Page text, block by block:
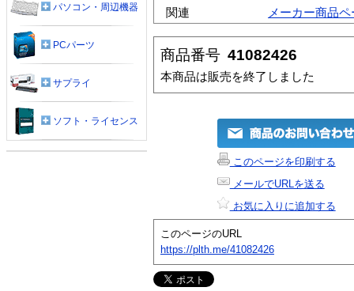
関連
メーカー商品ペ
商品番号 41082426
本商品は販売を終了しました
このページを印刷する
メールでURLを送る
お気に入りに追加する
このページのURL
https://plth.me/41082426
パソコン・周辺機器
PCパーツ
サプライ
ソフト・ライセンス